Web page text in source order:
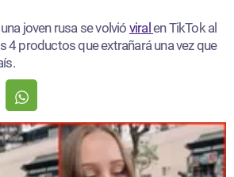
joven rusa se volvió viralen TikTok al
4 productos que extrañará una vez que